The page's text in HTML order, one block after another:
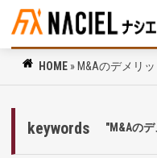
HOME » M&Aのデメリッ
keywords "M&Aの